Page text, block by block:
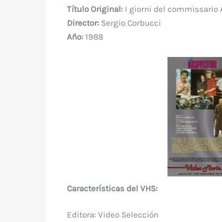
b
o
r
st A
Título Original:I giorni del commissario
Director:Sergio Corbucci
Año:1988
Características del VHS:
Editora: Video Selección